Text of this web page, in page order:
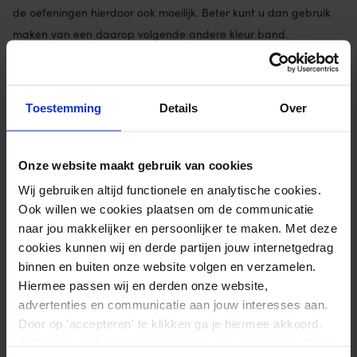
Toestemming Details Over
Onze website maakt gebruik van cookies
Wij gebruiken altijd functionele en analytische cookies.
Ook willen we cookies plaatsen om de communicatie
naar jou makkelijker en persoonlijker te maken. Met deze
cookies kunnen wij en derde partijen jouw internetgedrag
binnen en buiten onze website volgen en verzamelen.
Hiermee passen wij en derden onze website,
advertenties en communicatie aan jouw interesses aan.
Door op 'accepteren' te klikken ga je hiermee akkoord.
de oefeningen hierdoor ook moeilijk. Beter kunt u dan gebruik
maken van een daarop volgende andere kleur band.
Berg de oefenband op buiten het bereik van een directe
De Match-U oefenband is afwasbaar met water en een milde
zeep. Na drogen de band weer poederen.
Extra informatie
Afmetingen 2500 × 14 cm
Weerstand Medium
Materiaal 100% latex
Merk Matchu Sports